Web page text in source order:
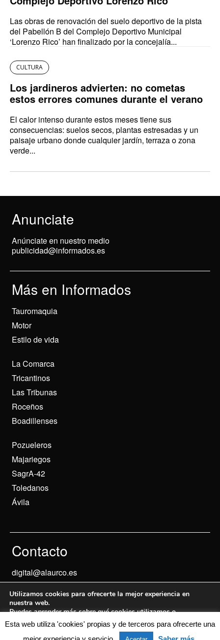
Las obras de renovación del suelo deportivo de la pista
del Pabellón B del Complejo Deportivo Municipal
‘Lorenzo Rico’ han finalizado por la concejalía...
CULTURA
Los jardineros advierten: no cometas
estos errores comunes durante el verano
El calor intenso durante estos meses tiene sus
consecuencias: suelos secos, plantas estresadas y un
paisaje urbano donde cualquier jardín, terraza o zona
verde...
Anunciate
Anúnciate en nuestro medio
publicidad@informados.es
Más en Informados
Tauromaquia
Motor
Estilo de vida
La Comarca
Tricantinos
Las Tribunas
Roceños
Boadillenses
Pozueleros
Majariegos
SagrA-42
Toledanos
Ávila
Contacto
digital@alaurco.es
© 2024 Informados Aviso Legal
Esta web utiliza 'cookies' propias y de terceros para ofrecerte una
Utilizamos cookies para ofrecerte la mejor experiencia en
nuestra web.
Puedes aprender más sobre qué cookies utilizamos o
desactivarlas en losajustes.